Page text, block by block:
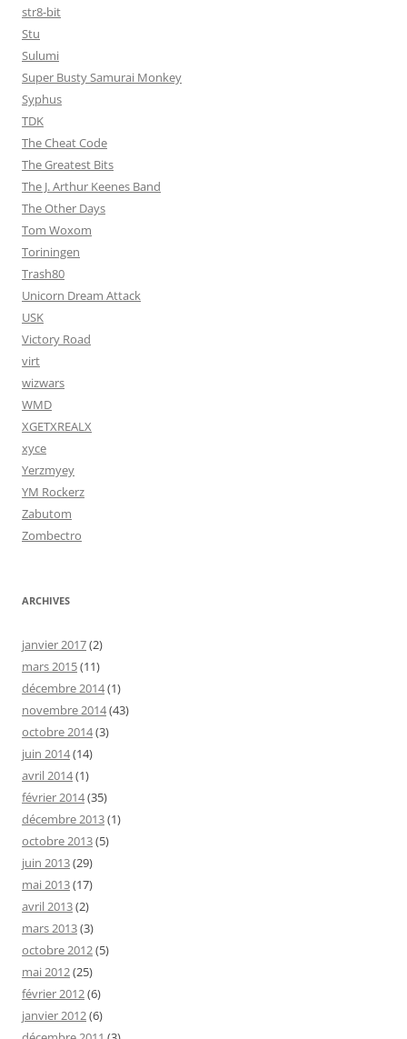
str8-bit
Stu
Sulumi
Super Busty Samurai Monkey
Syphus
TDK
The Cheat Code
The Greatest Bits
The J. Arthur Keenes Band
The Other Days
Tom Woxom
Toriningen
Trash80
Unicorn Dream Attack
USK
Victory Road
virt
wizwars
WMD
XGETXREALX
xyce
Yerzmyey
YM Rockerz
Zabutom
Zombectro
ARCHIVES
janvier 2017(2)
mars 2015(11)
décembre 2014(1)
novembre 2014(43)
octobre 2014(3)
juin 2014(14)
avril 2014(1)
février 2014(35)
décembre 2013(1)
octobre 2013(5)
juin 2013(29)
mai 2013(17)
avril 2013(2)
mars 2013(3)
octobre 2012(5)
mai 2012(25)
février 2012(6)
janvier 2012(6)